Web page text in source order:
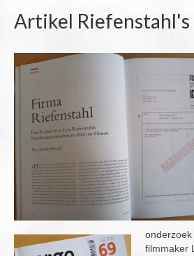
Artikel Riefenstahl's
filmmaker